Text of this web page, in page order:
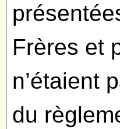
Frères et
n’étaient
du